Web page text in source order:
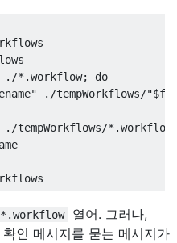
*.workflow; do
./tempWorkflows/
tempWorkflows/
*.workflow 열어. 그러나,
확인 메시지를 묻는 메시지가